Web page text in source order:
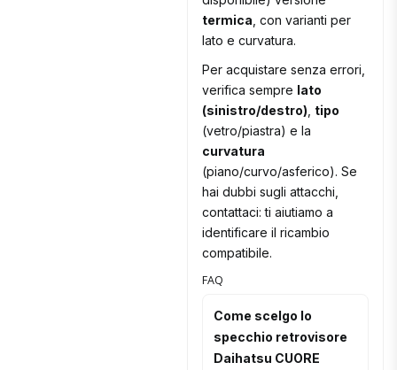
termica , con varianti per
lato e curvatura.
Per acquistare senza errori,
verifica sempre lato
(sinistro/destro) tipo
(vetro/piastra) e la
curvatura
(piano/curvo/asferico). Se
hai dubbi sugli attacchi,
contattaci: ti aiutiamo a
identificare il ricambio
compatibile.
FAQ
Come scelgo lo
specchio retrovisore
Daihatsu CUORE